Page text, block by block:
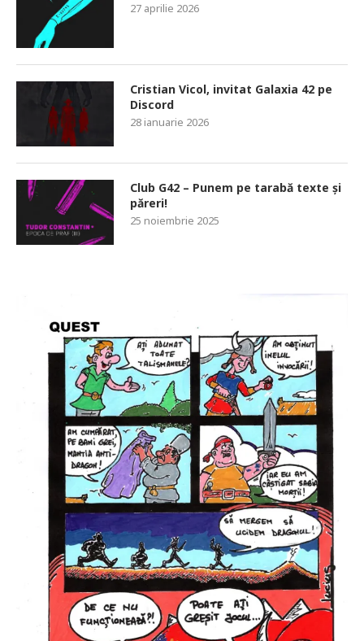
27 aprilie 2026
Cristian Vicol, invitat Galaxia 42 pe
Discord
28 ianuarie 2026
Club G42 – Punem pe tarabă texte și
păreri!
25 noiembrie 2025